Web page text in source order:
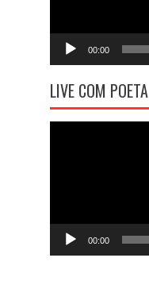
00:00
LIVE COM POETA
00:00